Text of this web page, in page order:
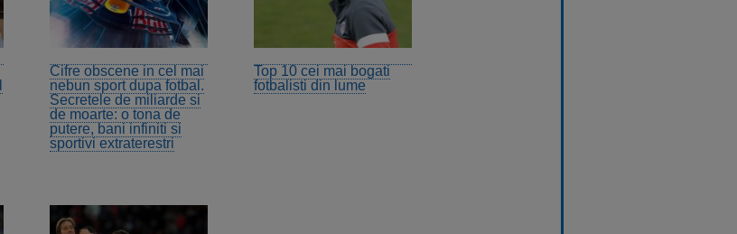
Cifre obscene in cel mai
nebun sport dupa fotbal.
Secretele de miliarde si
de moarte: o tona de
putere, bani infiniti si
sportivi extraterestri
Top 10 cei mai bogati
fotbalisti din lume